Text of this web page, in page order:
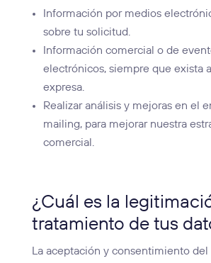
Información por medios
sobre tu solicitud.
Información comercial o de
electrónicos, siempre que exista
expresa.
Realizar análisis y mejoras en el
mailing, para mejorar nuestra
comercial.
¿Cuál es la
tratamiento de tus
La aceptación y consentimiento del